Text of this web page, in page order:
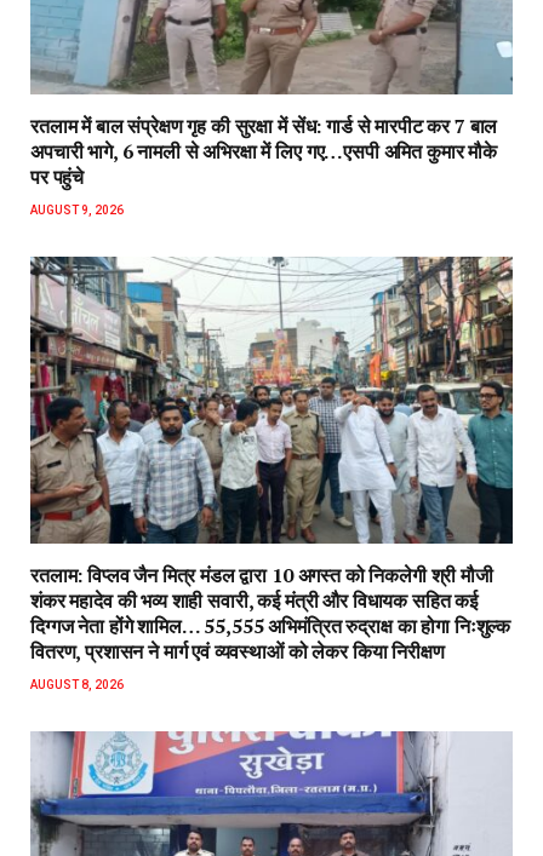
रतलाम में बाल संप्रेक्षण गृह की सुरक्षा में सेंध: गार्ड से मारपीट कर 7 बाल
अपचारी भागे, 6 नामली से अभिरक्षा में लिए गए…एसपी अमित कुमार मौके
पर पहुंचे
AUGUST 9, 2026
रतलाम: विप्लव जैन मित्र मंडल द्वारा 10 अगस्त को निकलेगी श्री मौजी
शंकर महादेव की भव्य शाही सवारी, कई मंत्री और विधायक सहित कई
दिग्गज नेता होंगे शामिल… 55,555 अभिमंत्रित रुद्राक्ष का होगा निःशुल्क
वितरण, प्रशासन ने मार्ग एवं व्यवस्थाओं को लेकर किया निरीक्षण
AUGUST 8, 2026